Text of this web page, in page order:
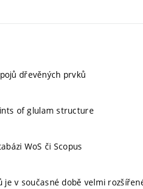
dřevěných prvků
of glulam structure
WoS či Scopus
je v současné době velmi